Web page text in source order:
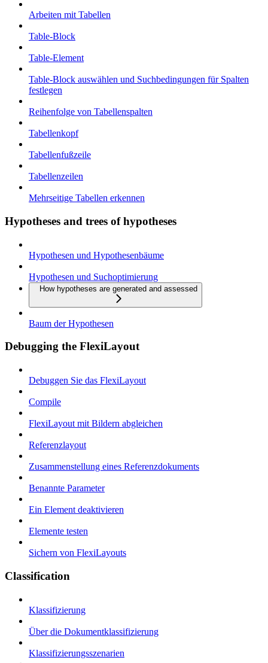
Arbeiten mit Tabellen
Table-Block
Table-Element
Table-Block auswählen und Suchbedingungen für Spalten
festlegen
Reihenfolge von Tabellenspalten
Tabellenkopf
Tabellenfußzeile
Tabellenzeilen
Mehrseitige Tabellen erkennen
Hypotheses and trees of hypotheses
Hypothesen und Hypothesenbäume
Hypothesen und Suchoptimierung
How hypotheses are generated and assessed
Baum der Hypothesen
Debugging the FlexiLayout
Debuggen Sie das FlexiLayout
Compile
FlexiLayout mit Bildern abgleichen
Referenzlayout
Zusammenstellung eines Referenzdokuments
Benannte Parameter
Ein Element deaktivieren
Elemente testen
Sichern von FlexiLayouts
Classification
Klassifizierung
Über die Dokumentklassifizierung
Klassifizierungsszenarien